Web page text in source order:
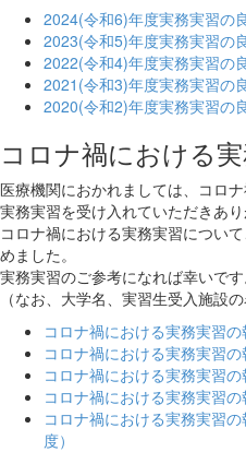
2024(令和6)年度実務実習の
2023(令和5)年度実務実習の
2022(令和4)年度実務実習の
2021(令和3)年度実務実習の
2020(令和2)年度実務実習の
コロナ禍における
医療機関におかれましては、コロ
実務実習を受け入れていただきあり
コロナ禍における実務実習につい
めました。
実務実習のご参考になれば幸いです
（なお、大学名、実習生受入施設
コロナ禍における実務実習
コロナ禍における実務実習
コロナ禍における実務実習
コロナ禍における実務実習
コロナ禍における実務実習
度）